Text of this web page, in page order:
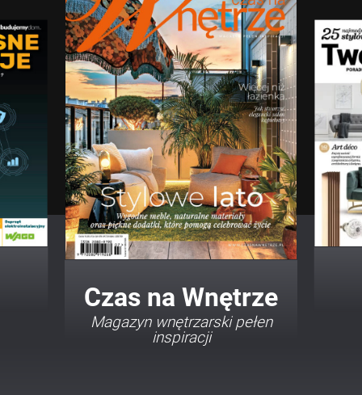
Twój Dom Twój Styl
Porady i inspiracje w
najmodniejszych stylach